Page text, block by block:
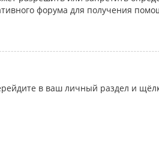
форума для получения
в ваш личный раздел и